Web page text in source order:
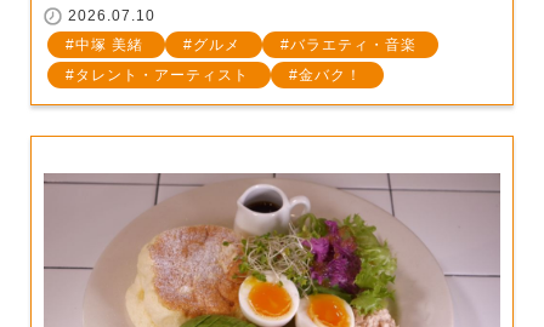
2026.07.10
中塚 美緒
グルメ
バラエティ・音楽
タレント・アーティスト
金バク！